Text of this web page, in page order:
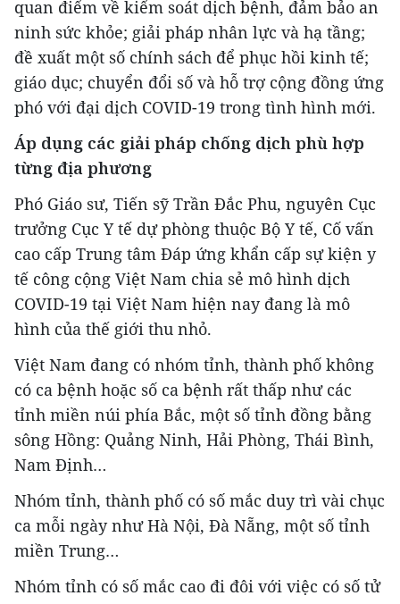
quan điểm về kiểm soát dịch bệnh, đảm bảo an
ninh sức khỏe; giải pháp nhân lực và hạ tầng;
đề xuất một số chính sách để phục hồi kinh tế;
giáo dục; chuyển đổi số và hỗ trợ cộng đồng ứng
phó với đại dịch COVID-19 trong tình hình mới.
Áp dụng các giải pháp chống dịch phù hợp
từng địa phương
Phó Giáo sư, Tiến sỹ Trần Đắc Phu, nguyên Cục
trưởng Cục Y tế dự phòng thuộc Bộ Y tế, Cố vấn
cao cấp Trung tâm Đáp ứng khẩn cấp sự kiện y
tế công cộng Việt Nam chia sẻ mô hình dịch
COVID-19 tại Việt Nam hiện nay đang là mô
hình của thế giới thu nhỏ.
Việt Nam đang có nhóm tỉnh, thành phố không
có ca bệnh hoặc số ca bệnh rất thấp như các
tỉnh miền núi phía Bắc, một số tỉnh đồng bằng
sông Hồng: Quảng Ninh, Hải Phòng, Thái Bình,
Nam Định…
Nhóm tỉnh, thành phố có số mắc duy trì vài chục
ca mỗi ngày như Hà Nội, Đà Nẵng, một số tỉnh
miền Trung…
Nhóm tỉnh có số mắc cao đi đôi với việc có số tử